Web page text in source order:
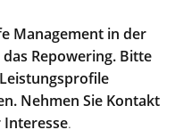
Management in der
Repowering. Bitte
Nehmen Sie Kontakt
.